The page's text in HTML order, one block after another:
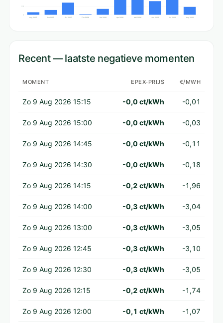
Aug 2025 Sep 2025 Okt 2025 Feb 2026 Mrt 2026 Apr 2026 Mei 2026 Jun 2026 Jul 2026 Aug 2026
Recent — laatste negatieve momenten
MOMENT EPEX-PRIJS €/MWH
Zo 9 Aug 2026 15:15 -0,0 ct/kWh -0,01
Zo 9 Aug 2026 15:00 -0,0 ct/kWh -0,03
Zo 9 Aug 2026 14:45 -0,0 ct/kWh -0,11
Zo 9 Aug 2026 14:30 -0,0 ct/kWh -0,18
Zo 9 Aug 2026 14:15 -0,2 ct/kWh -1,96
Zo 9 Aug 2026 14:00 -0,3 ct/kWh -3,04
Zo 9 Aug 2026 13:00 -0,3 ct/kWh -3,05
Zo 9 Aug 2026 12:45 -0,3 ct/kWh -3,10
Zo 9 Aug 2026 12:30 -0,3 ct/kWh -3,05
Zo 9 Aug 2026 12:15 -0,2 ct/kWh -1,74
Zo 9 Aug 2026 12:00 -0,1 ct/kWh -1,07